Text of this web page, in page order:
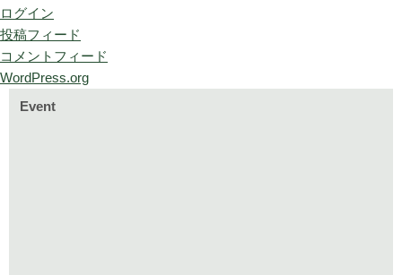
ログイン
投稿フィード
コメントフィード
WordPress.org
Event